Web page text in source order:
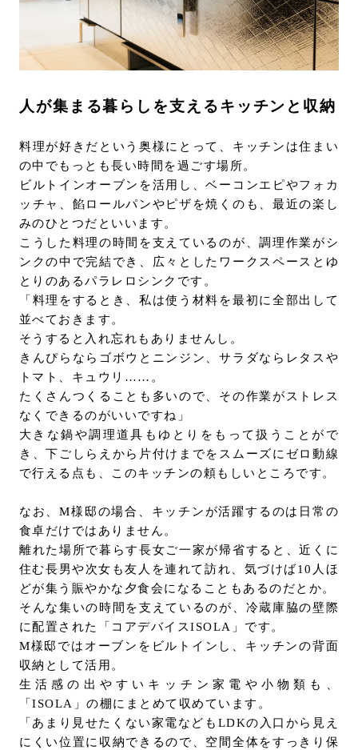
人が集まる暮らしを支えるキッチンと収納
料理が好きだという奥様にとって、キッチンは住まい
の中でもっとも長い時間を過ごす場所。
ビルトインオーブンを活用し、ベーコンエピやフォカ
ッチャ、餡ロールパンやピザを焼くのも、最近の楽し
みのひとつだといいます。
こうした料理の時間を支えているのが、調理作業がシ
ンクの中で完結でき、広々としたワークスペースとゆ
とりのあるパラレロシンクです。
「料理をするとき、私は使う材料を最初に全部出して
並べておきます。
そうすると入れ忘れもありませんし。
きんぴらならゴボウとニンジン、サラダならレタスや
トマト、キュウリ……。
たくさんつくることも多いので、その作業がストレス
なくできるのがいいですね」
大きな鍋や調理道具もゆとりをもって扱うことがで
き、下ごしらえから片付けまでをスムーズにゼロ動線
で行える点も、このキッチンの頼もしいところです。
なお、M様邸の場合、キッチンが活躍するのは日常の
食卓だけではありません。
離れた場所で暮らす長女ご一家が帰省すると、近くに
住む長男や次女も友人を連れて訪れ、気づけば10人ほ
どが集う賑やかな夕食会になることもあるのだとか。
そんな集いの時間を支えているのが、冷蔵庫脇の壁際
に配置された「コアデバイスISOLA」です。
M様邸ではオーブンをビルトインし、キッチンの背面
収納として活用。
生活感の出やすいキッチン家電や小物類も、
「ISOLA」の棚にまとめて収めています。
「あまり見せたくない家電などもLDKの入口から見え
にくい位置に収納できるので、空間全体をすっきり保